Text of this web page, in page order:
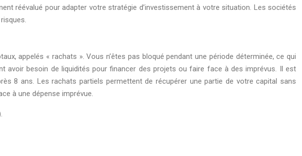
réévalué pour adapter votre stratégie d’investissement à votre situation. Les sociétés
appelés « rachats ». Vous n’êtes pas bloqué pendant une période déterminée, ce qui
avoir besoin de liquidités pour financer des projets ou faire face à des imprévus. Il est
8 ans. Les rachats partiels permettent de récupérer une partie de votre capital sans
à une dépense imprévue.